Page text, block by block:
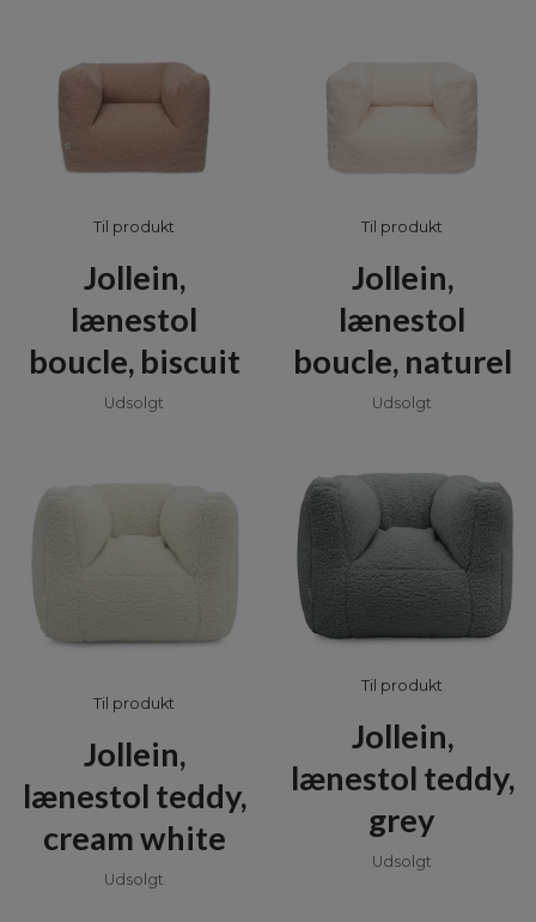
Til produkt
Jollein,
lænestol
boucle, biscuit
Udsolgt
Til produkt
Jollein,
lænestol
boucle, naturel
Udsolgt
Til produkt
Jollein,
lænestol teddy,
cream white
Udsolgt
Til produkt
Jollein,
lænestol teddy,
grey
Udsolgt